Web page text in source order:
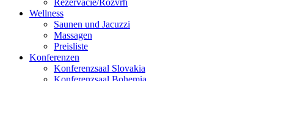
Rezervácie/Rozvrh
Wellness
Saunen und Jacuzzi
Massagen
Preisliste
Konferenzen
Konferenzsaal Slovakia
Konferenzsaal Bohemia